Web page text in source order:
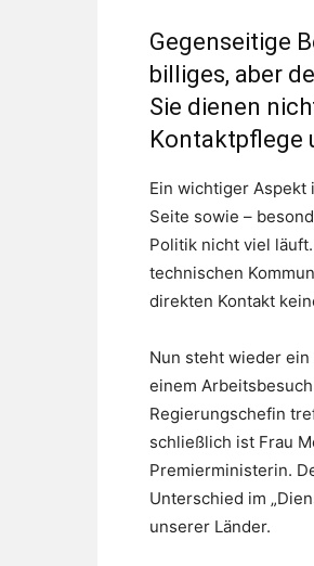
Gegenseitige
billiges, aber
Sie dienen
Kontaktpflege
Ein wichtiger Aspekt
Seite sowie –
Politik nicht viel
technischen
direkten Kontakt
Nun steht wieder
einem
Regierungschefin
schließlich ist Frau
Premierministerin.
Unterschied im
unserer Länder.